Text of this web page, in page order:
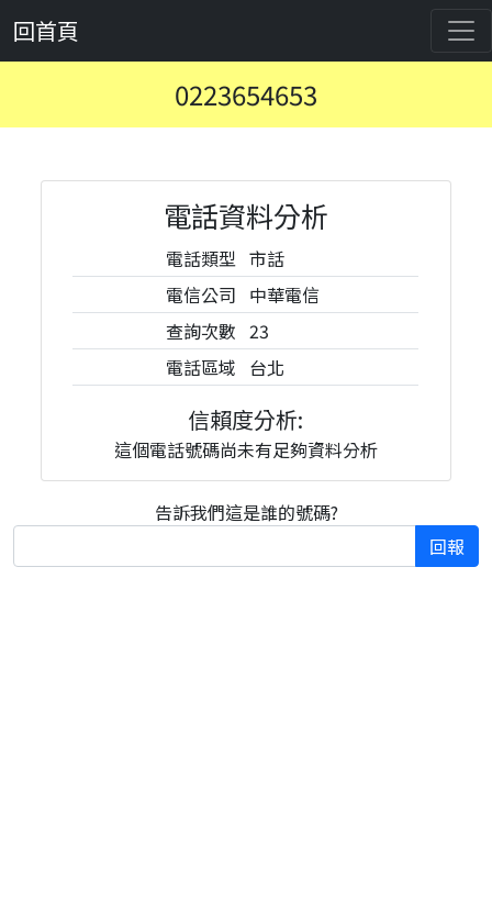
回首頁
0223654653
電話資料分析
電話類型 市話
電信公司 中華電信
查詢次數 23
電話區域 台北
信賴度分析:
這個電話號碼尚未有足夠資料分析
告訴我們這是誰的號碼?
回報